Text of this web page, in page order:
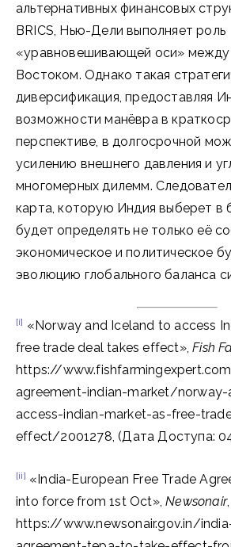
альтернативных финансовых
BRICS, Нью-Дели выполняет роль
«уравновешивающей оси» между
Востоком. Однако такая
диверсификация, предоставляя
возможности манёвра в
перспективе, в долгосрочной
усилению внешнего давления и
многомерных дилемм.
карта, которую Индия выберет в
будет определять не только её
экономическое и политическое
эволюцию глобального баланса
[i] «Norway and Iceland to access
free trade deal takes effect»,Fish
https://
agreement-indian-market/
access-indian-market-as-free-
effect/2001278, (Дата Доступа:
[ii] «India-European Free Trade
into force from 1st Oct»,Newsonair,
https://www.newsonair.gov.in/